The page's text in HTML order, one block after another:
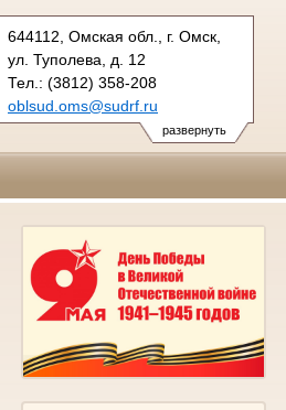
развернуть
644112, Омская обл., г. Омск,
ул. Туполева, д. 12
Тел.: (3812) 358-208
oblsud.oms@sudrf.ru
показать на карте